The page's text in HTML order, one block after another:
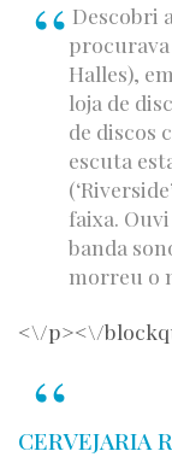
Descobri a
procurava
Halles),
loja de
de discos
escuta
faixa.
banda
morreu o
<\/p><\/
CERVEJARIA